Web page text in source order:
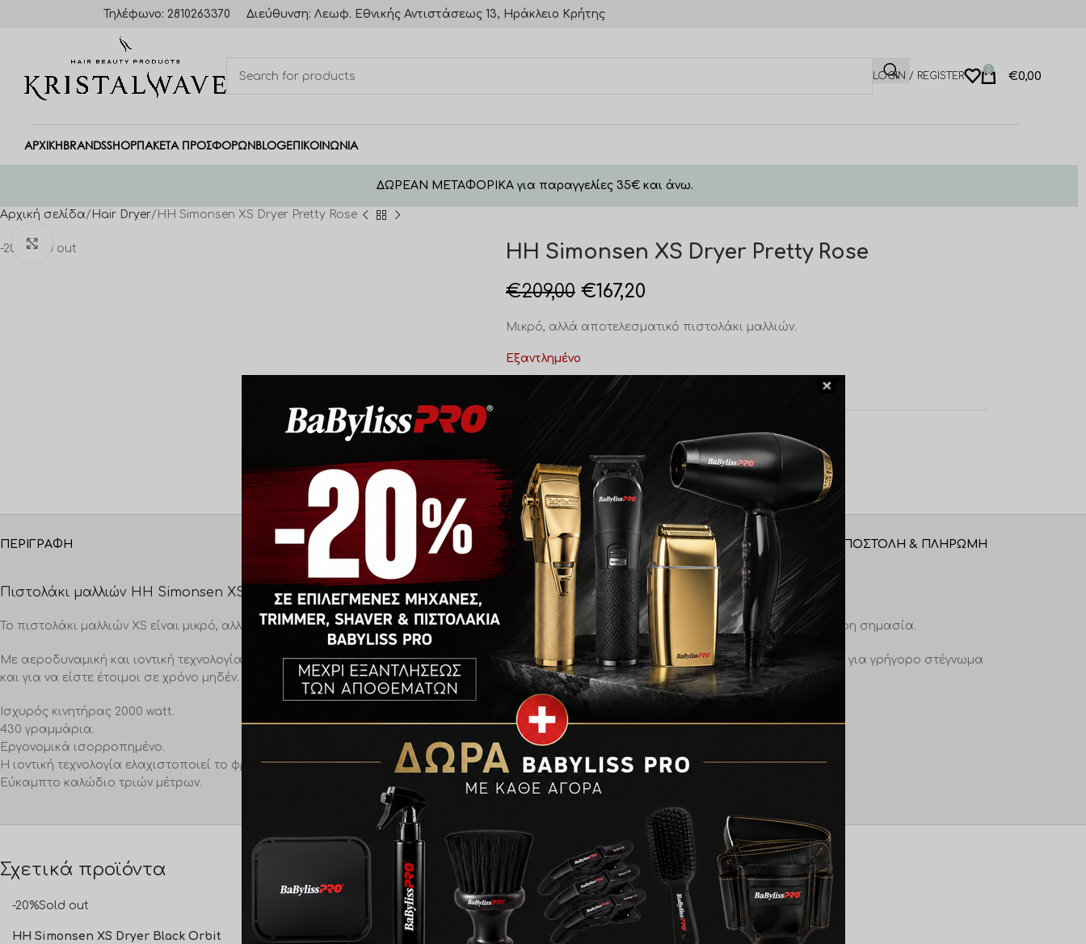
Τηλέφωνο: 2810263370 Διεύθυνση: Λεωφ. Εθνικής Αντιστάσεως 13, Ηράκλειο Κρήτης
LOGIN / REGISTER
0
€0,00
ΑΡΧΙΚΗBRANDSSHOPΠΑΚΈΤΑ ΠΡΟΣΦΟΡΏΝBLOGΕΠΙΚΟΙΝΩΝΙΑ
ΔΩΡΕΑΝ ΜΕΤΑΦΟΡΙΚΑ για παραγγελίες 35€ και άνω.
Αρχική σελίδα Hair Dryer HH Simonsen XS Dryer Pretty Rose
-20% Sold outClick to enlarge HH Simonsen XS Dryer Pretty Rose
€209,00 €167,20
Μικρό, αλλά αποτελεσματικό πιστολάκι μαλλιών.
Εξαντλημένο
Add to wishlist
ΠΕΡΙΓΡΑΦΉ ΕΠΙΠΛΈΟΝ ΠΛΗΡΟΦΟΡΊΕΣ ΕΤΑΙΡΊΑ ΑΠΟΣΤΟΛΉ & ΠΛΗΡΩΜΉ
Πιστολάκι μαλλιών HH Simonsen XS Dryer Pretty Rose
Το πιστολάκι μαλλιών XS είναι μικρό, αλλά πολύ αποτελεσματικό, αποδεικνύοντας ότι μερικές φορές το μέγεθος δεν είναι αυτό έχει μεγαλύτερη σημασία.
Με αεροδυναμική και ιοντική τεχνολογία προσφέρει ισχυρή ροή αέρα και ένα αποτέλεσμα χωρίς φριζάρισμα. Χρησιμοποιήστε το εν κινήσει για γρήγορο στέγνωμα
και για να είστε έτοιμοι σε χρόνο μηδέν.
Ισχυρός κινητήρας 2000 watt.
430 γραμμάρια.
Εργονομικά ισορροπημένο.
Η ιοντική τεχνολογία ελαχιστοποιεί το φριζάρισμα.
Εύκαμπτο καλώδιο τριών μέτρων.
Σχετικά προϊόντα
-20%Sold out
HH Simonsen XS Dryer Black Orbit
HH Simonsen XS Dryer with Blowdry
Sold out
HHSimonsen Boss Soft Styler